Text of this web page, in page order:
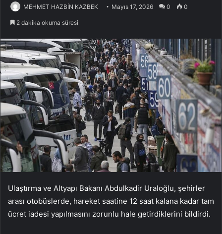
MEHMET HAZBİN KAZBEK Mayıs 17, 2026 0 0
2 dakika okuma süresi
Ulaştırma ve Altyapı Bakanı Abdulkadir Uraloğlu, şehirler
arası otobüslerde, hareket saatine 12 saat kalana kadar tam
ücret iadesi yapılmasını zorunlu hale getirdiklerini bildirdi.